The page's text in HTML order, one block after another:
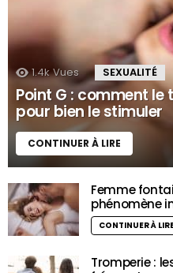
1.4k Vues SEXUALITÉ
Point G : comment
pour bien le stimuler
CONTINUER À LIRE
Femme
phénomène
CONTINUER À
Tromperie :